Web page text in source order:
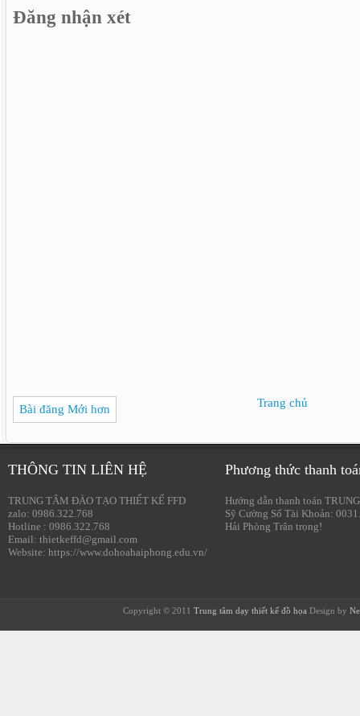
Đăng nhận xét
Bài đăng Mới hơn Trang chủ
THÔNG TIN LIÊN HỆ
TRUNG TÂM ĐÀO TẠO THIẾT KẾ FFD
zalo: 0986.322.768
Hotline : 0986.322.768
Email: thietkeffd@gmail.com
Website: https://www.dohoahaiphong.edu.vn/
Phương thức thanh
Hướng dẫn thanh toán
Sỹ Cường Số Tài Khoản:
Hải Phòng Trân trọng!
Copyright © 2011 Trung tâm dạy thiết kế đồ họa Design by